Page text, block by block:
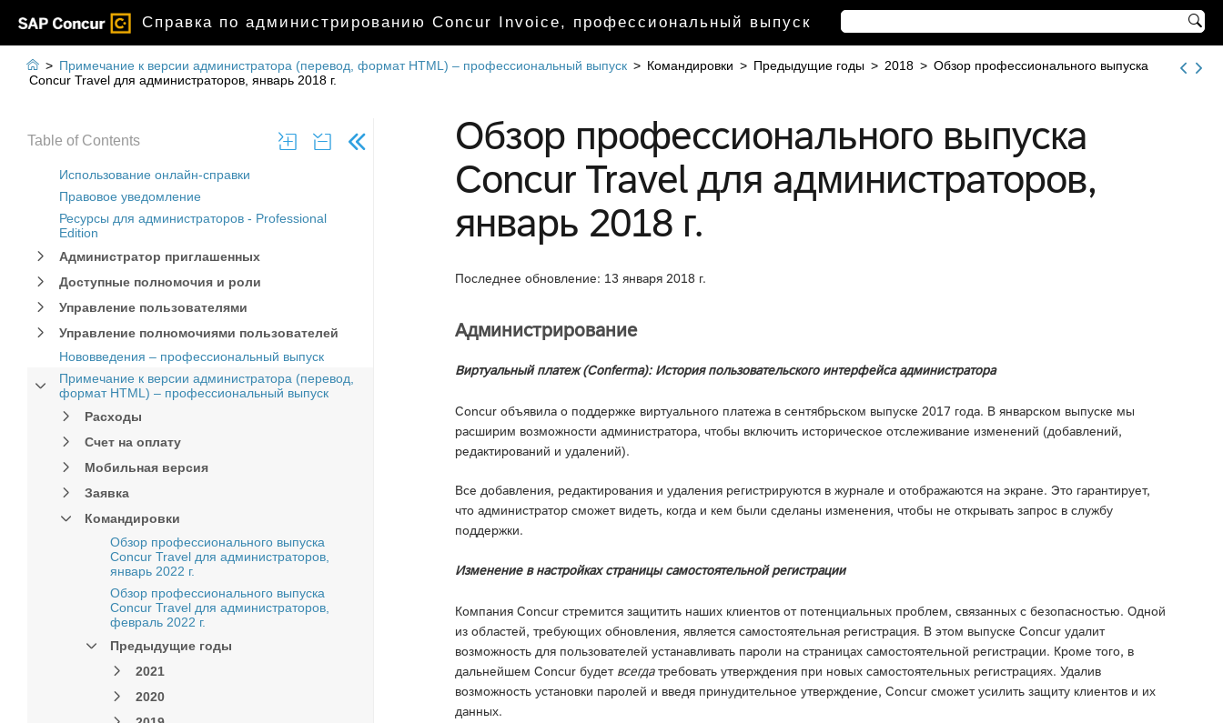
Справка по администрированию Concur Invoice, профессиональный выпуск 
Table of Contents
Использование онлайн-справки
Правовое уведомление
Ресурсы для администраторов - Professional
Edition
Администратор приглашенных
Доступные полномочия и роли
Управление пользователями
Управление полномочиями пользователей
Нововведения – профессиональный выпуск
Примечание к версии администратора (перевод,
формат HTML) – профессиональный выпуск
Расходы
Счет на оплату
Мобильная версия
Заявка
Командировки
Обзор профессионального выпуска
Concur Travel для администраторов,
январь 2022 г.
Обзор профессионального выпуска
Concur Travel для администраторов,
февраль 2022 г.
Предыдущие годы
2021
2020
 > Примечание к версии администратора (перевод, формат HTML) – профессиональный выпуск > Командировки > Предыдущие годы > 2018 > Обзор профессионального выпуска
Concur Travel для администраторов, январь 2018 г.
Обзор профессионального выпуска
Concur Travel для администраторов,
январь 2018 г.
Последнее обновление: 13 января 2018 г.
Администрирование
Виртуальный платеж (Conferma): История пользовательского интерфейса администратора
Concur объявила о поддержке виртуального платежа в сентябрьском выпуске 2017 года. В январском выпуске мы
расширим возможности администратора, чтобы включить историческое отслеживание изменений (добавлений,
редактирований и удалений).
Все добавления, редактирования и удаления регистрируются в журнале и отображаются на экране. Это гарантирует,
что администратор сможет видеть, когда и кем были сделаны изменения, чтобы не открывать запрос в службу
поддержки.
Изменение в настройках страницы самостоятельной регистрации
Компания Concur стремится защитить наших клиентов от потенциальных проблем, связанных с безопасностью. Одной
из областей, требующих обновления, является самостоятельная регистрация. В этом выпуске Concur удалит
возможность для пользователей устанавливать пароли на страницах самостоятельной регистрации. Кроме того, в
дальнейшем Concur будет всегдатребовать утверждения при новых самостоятельных регистрациях. Удалив
возможность установки паролей и введя принудительное утверждение, Concur сможет усилить защиту клиентов и их
данных.